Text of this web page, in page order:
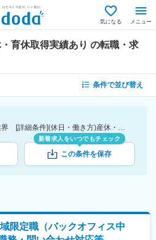
気になる メニュー
育休取得実績あり の転職・求
条件で並び替え
[勤務地]高知県 [業種]金融業界 [詳細条件](休日・働き方)産休・育休取得実績あり
新着求人をいつでもチェック
この条件を保存
限定職（バックオフィス中